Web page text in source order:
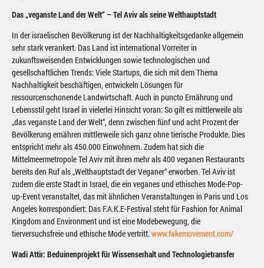
Das „veganste Land der Welt“ – Tel Aviv als seine Welthauptstadt
In der israelischen Bevölkerung ist der Nachhaltigkeitsgedanke allgemein
sehr stark verankert. Das Land ist international Vorreiter in
zukunftsweisenden Entwicklungen sowie technologischen und
gesellschaftlichen Trends: Viele Startups, die sich mit dem Thema
Nachhaltigkeit beschäftigen, entwickeln Lösungen für
ressourcenschonende Landwirtschaft. Auch in puncto Ernährung und
Lebensstil geht Israel in vielerlei Hinsicht voran: So gilt es mittlerweile als
„das veganste Land der Welt“, denn zwischen fünf und acht Prozent der
Bevölkerung ernähren mittlerweile sich ganz ohne tierische Produkte. Dies
entspricht mehr als 450.000 Einwohnern. Zudem hat sich die
Mittelmeermetropole Tel Aviv mit ihren mehr als 400 veganen Restaurants
bereits den Ruf als „Welthauptstadt der Veganer“ erworben. Tel Aviv ist
zudem die erste Stadt in Israel, die ein veganes und ethisches Mode-Pop-
up-Event veranstaltet, das mit ähnlichen Veranstaltungen in Paris und Los
Angeles korrespondiert: Das F.A.K.E-Festival steht für Fashion for Animal
Kingdom and Environment und ist eine Modebewegung, die
tierversuchsfreie und ethische Mode vertritt.www.fakemovement.com/
Wadi Attir: Beduinenprojekt für Wissenserhalt und Technologietransfer